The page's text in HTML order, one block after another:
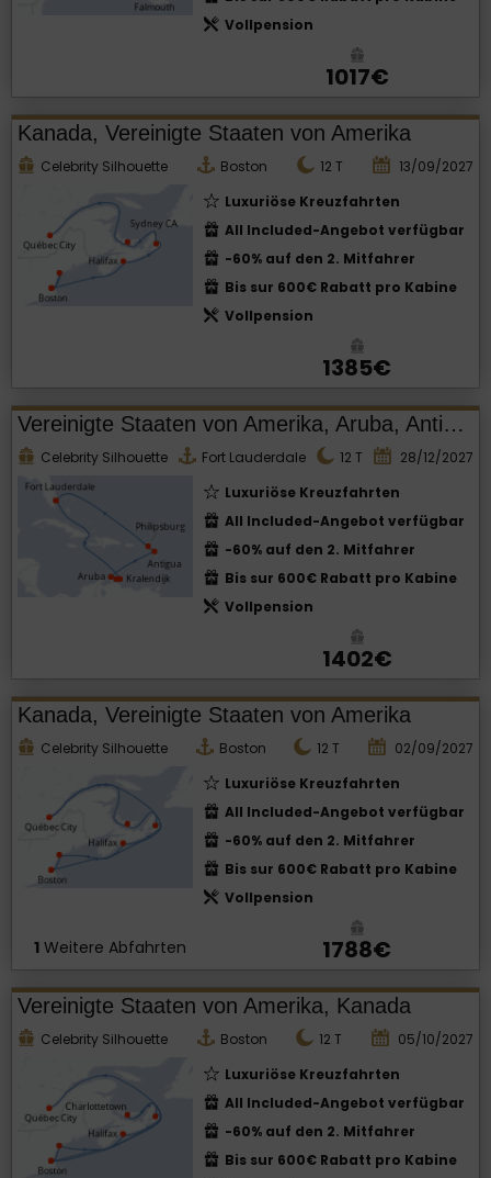
Vollpension
1017€
Kanada, Vereinigte Staaten von Amerika
Celebrity Silhouette Boston 12 T
13/09/2027
Luxuriöse Kreuzfahrten
All Included-Angebot verfügbar
-60% auf den 2. Mitfahrer
Bis sur 600€ Rabatt pro Kabine
Vollpension
1385€
Vereinigte Staaten von Amerika, Aruba, Antigua und Barbuda
Celebrity Silhouette Fort Lauderdale 12 T
28/12/2027
Luxuriöse Kreuzfahrten
All Included-Angebot verfügbar
-60% auf den 2. Mitfahrer
Bis sur 600€ Rabatt pro Kabine
Vollpension
1402€
Kanada, Vereinigte Staaten von Amerika
Celebrity Silhouette Boston 12 T
02/09/2027
Luxuriöse Kreuzfahrten
All Included-Angebot verfügbar
-60% auf den 2. Mitfahrer
Bis sur 600€ Rabatt pro Kabine
Vollpension
1 Weitere Abfahrten 1788€
Vereinigte Staaten von Amerika, Kanada
Celebrity Silhouette Boston 12 T
05/10/2027
Luxuriöse Kreuzfahrten
All Included-Angebot verfügbar
-60% auf den 2. Mitfahrer
Bis sur 600€ Rabatt pro Kabine